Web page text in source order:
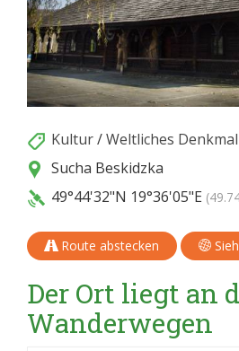
Kultur/Weltliches
Sucha Beskidzka
49°44'32"N 19°36'05"E
Route abstecken
Der Ort liegt an
Wanderwegen